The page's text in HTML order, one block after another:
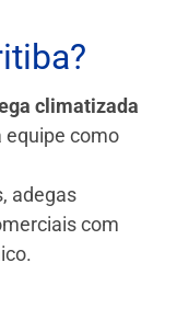
climatizada
equipe como
adegas
com